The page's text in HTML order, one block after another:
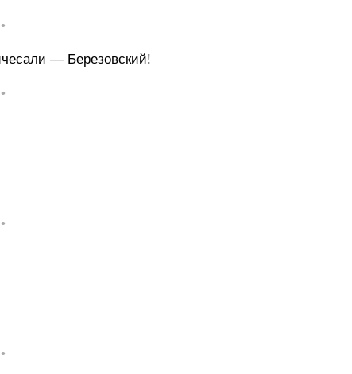
— Березовский!